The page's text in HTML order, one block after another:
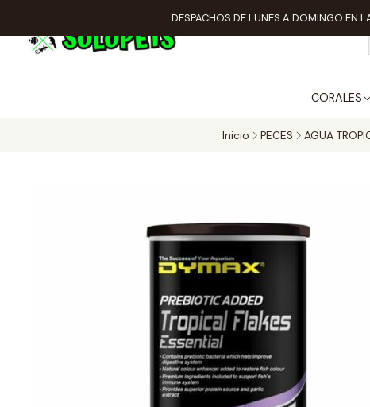
CORALES
DESPACHOS DE LUNES A DOMINGO EN
Inicio PECES AGUA